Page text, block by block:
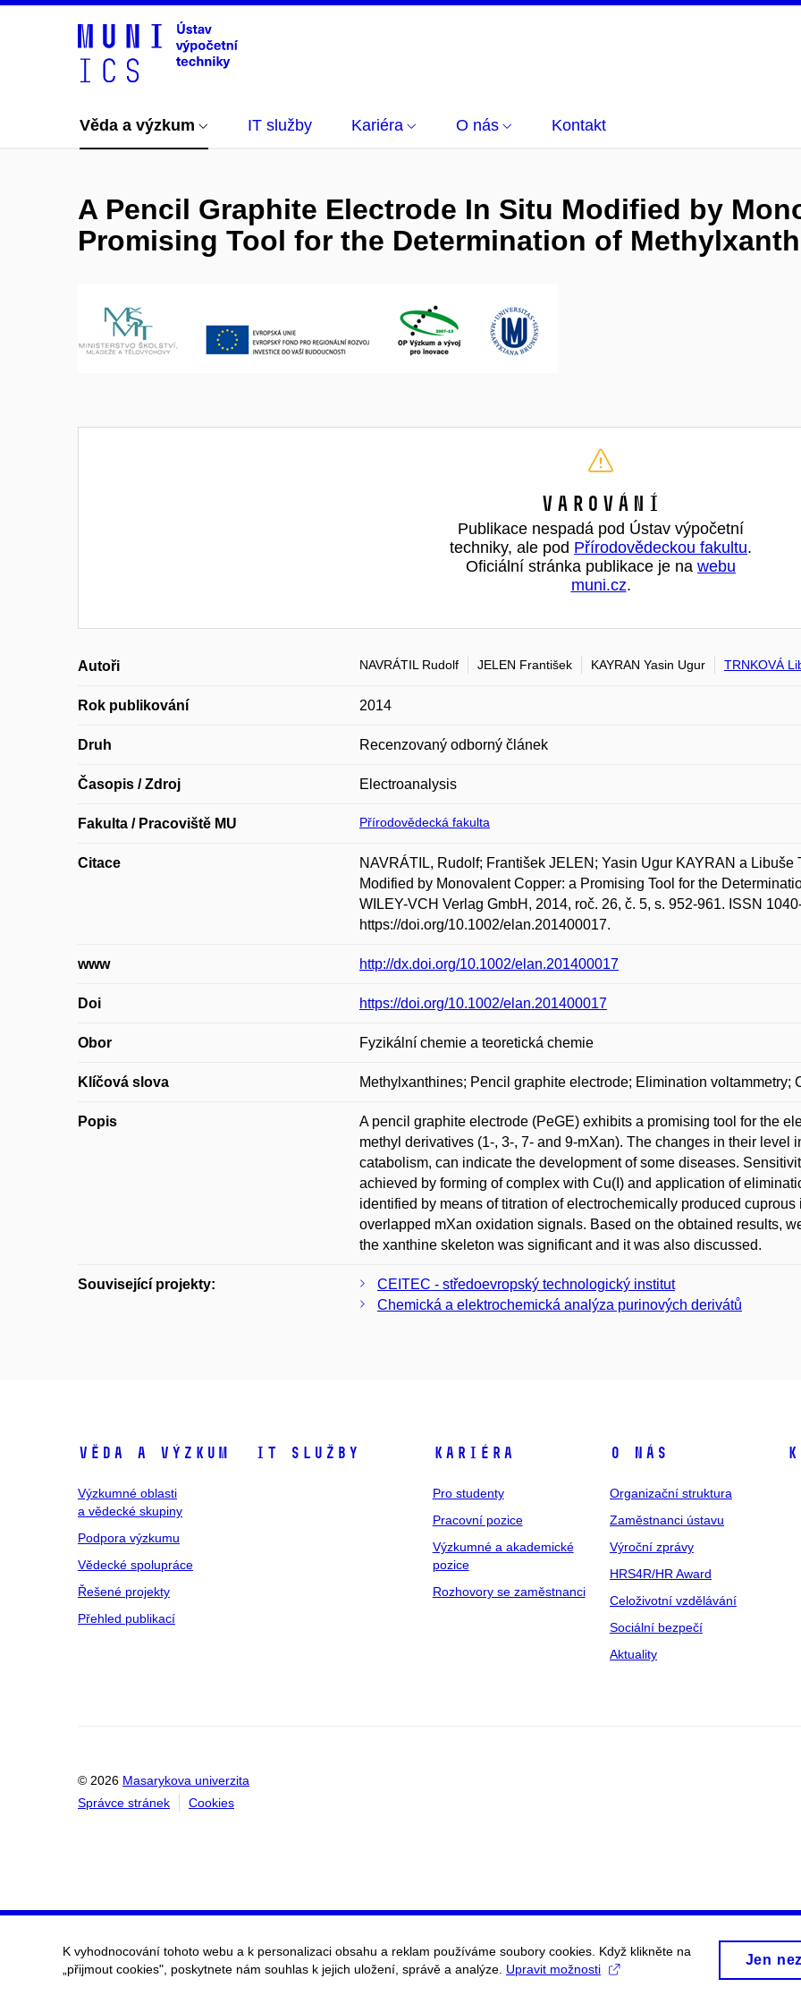
Věda a výzkum IT služby Kariéra O nás Kontakt
A Pencil Graphite Electrode In Situ Modified by
Promising Tool for the Determination of
Varování
Publikace nespadá pod Ústav výpočetní
techniky, ale pod Přírodovědeckou fakultu.
Oficiální stránka publikace je na webu
muni.cz.
Autoři NAVRÁTIL Rudolf JELEN František KAYRAN Yasin Ugur TRNKOVÁ
Rok publikování 2014
Druh Recenzovaný odborný článek
Časopis / Zdroj Electroanalysis
Fakulta / Pracoviště MU Přírodovědecká fakulta
Citace
NAVRÁTIL, Rudolf; František JELEN; Yasin Ugur KAYRAN a
Modified by Monovalent Copper: a Promising Tool for the
WILEY-VCH Verlag GmbH, 2014, roč. 26, č. 5, s. 952-961. ISSN
https://doi.org/10.1002/elan.201400017.
www http://dx.doi.org/10.1002/elan.201400017
Doi https://doi.org/10.1002/elan.201400017
Obor Fyzikální chemie a teoretická chemie
Klíčová slova Methylxanthines; Pencil graphite electrode; Elimination voltammetry;
Popis
A pencil graphite electrode (PeGE) exhibits a promising tool for the
methyl derivatives (1-, 3-, 7- and 9-mXan). The changes in their level
catabolism, can indicate the development of some diseases.
achieved by forming of complex with Cu(I) and application of
identified by means of titration of electrochemically produced
overlapped mXan oxidation signals. Based on the obtained results,
the xanthine skeleton was significant and it was also discussed.
Související projekty:
CEITEC - středoevropský technologický institut
Chemická a elektrochemická analýza purinových derivátů
Věda a výzkum
Výzkumné oblasti
a vědecké skupiny
Podpora výzkumu
Vědecké spolupráce
Řešené projekty
Přehled publikací
IT služby Kariéra
Pro studenty
Pracovní pozice
Výzkumné a akademické
pozice
Rozhovory se zaměstnanci
O nás
Organizační struktura
Zaměstnanci ústavu
Výroční zprávy
HRS4R/HR Award
Celoživotní vzdělávání
Sociální bezpečí
Aktuality
© 2026 Masarykova univerzita
Správce stránek
Cookies
K vyhodnocování tohoto webu a k personalizaci obsahu a reklam používáme soubory cookies. Když klikněte na
„přijmout cookies", poskytnete nám souhlas k jejich uložení, správě a analýze. Upravit možnosti
Jen